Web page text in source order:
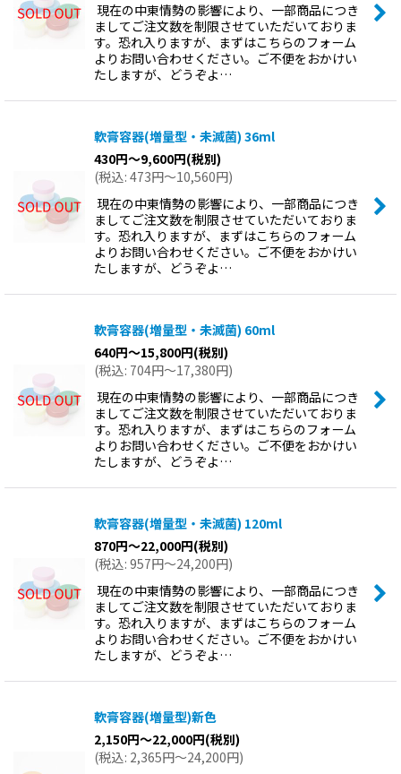
現在の中東情勢の影響により、一部商品につき
ましてご注文数を制限させていただいておりま
す。恐れ入りますが、まずはこちらのフォーム
よりお問い合わせください。ご不便をおかけい
たしますが、どうぞよ…
軟膏容器(増量型・未滅菌) 36ml
430円～9,600円(税別)
(税込: 473円～10,560円)
現在の中東情勢の影響により、一部商品につき
ましてご注文数を制限させていただいておりま
す。恐れ入りますが、まずはこちらのフォーム
よりお問い合わせください。ご不便をおかけい
たしますが、どうぞよ…
軟膏容器(増量型・未滅菌) 60ml
640円～15,800円(税別)
(税込: 704円～17,380円)
現在の中東情勢の影響により、一部商品につき
ましてご注文数を制限させていただいておりま
す。恐れ入りますが、まずはこちらのフォーム
よりお問い合わせください。ご不便をおかけい
たしますが、どうぞよ…
軟膏容器(増量型・未滅菌) 120ml
870円～22,000円(税別)
(税込: 957円～24,200円)
現在の中東情勢の影響により、一部商品につき
ましてご注文数を制限させていただいておりま
す。恐れ入りますが、まずはこちらのフォーム
よりお問い合わせください。ご不便をおかけい
たしますが、どうぞよ…
軟膏容器(増量型)新色
2,150円～22,000円(税別)
(税込: 2,365円～24,200円)